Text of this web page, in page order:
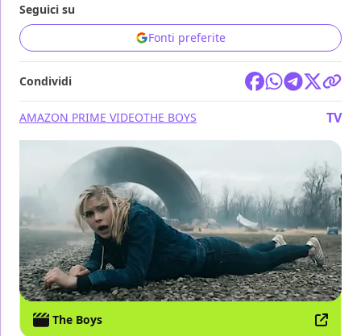
Seguici su
Fonti preferite
Condividi
AMAZON PRIME VIDEOTHE BOYS TV
The Boys